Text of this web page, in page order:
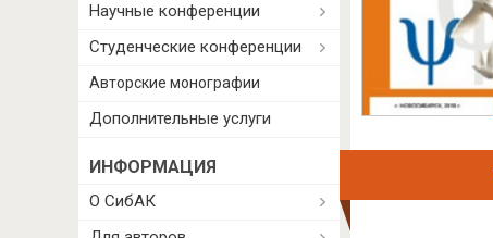
Научные конференции
Студенческие конференции
Авторские монографии
Дополнительные услуги
ИНФОРМАЦИЯ
О СибАК